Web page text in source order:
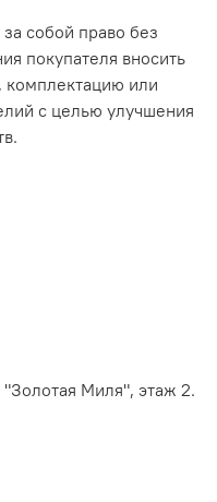
собой право без
покупателя вносить
комплектацию или
с целью улучшения
Миля", этаж 2.